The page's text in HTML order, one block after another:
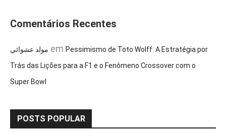
Comentários Recentes
مولد عشوائي em Pessimismo de Toto Wolff: A Estratégia por
Trás das Lições para a F1 e o Fenômeno Crossover com o
Super Bowl
POSTS POPULAR